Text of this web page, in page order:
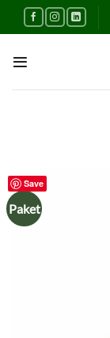
Save
Paket